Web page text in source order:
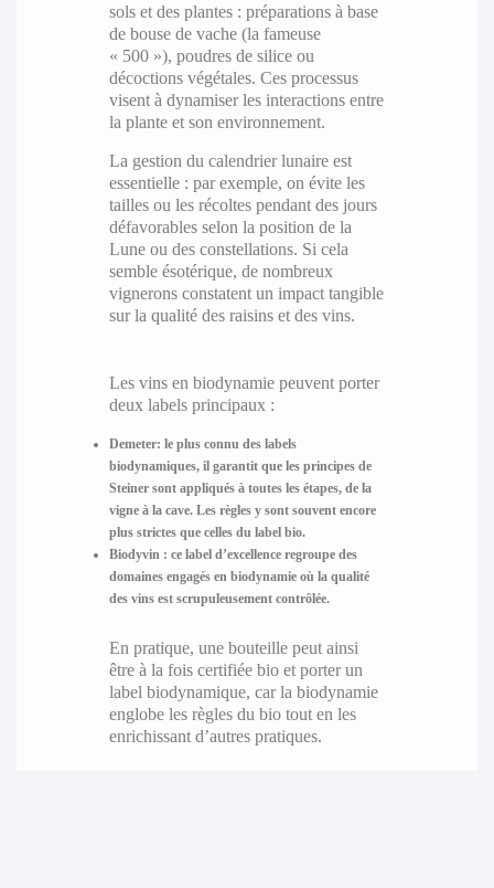
sols et des plantes : préparations à base
de bouse de vache (la fameuse
« 500 »), poudres de silice ou
décoctions végétales. Ces processus
visent à dynamiser les interactions entre
la plante et son environnement.
La gestion du calendrier lunaire est
essentielle : par exemple, on évite les
tailles ou les récoltes pendant des jours
défavorables selon la position de la
Lune ou des constellations. Si cela
semble ésotérique, de nombreux
vignerons constatent un impact tangible
sur la qualité des raisins et des vins.
Les vins en biodynamie peuvent porter
deux labels principaux :
Demeter: le plus connu des labels
biodynamiques, il garantit que les principes de
Steiner sont appliqués à toutes les étapes, de la
vigne à la cave. Les règles y sont souvent encore
plus strictes que celles du label bio.
Biodyvin: ce label d’excellence regroupe des
domaines engagés en biodynamie où la qualité
des vins est scrupuleusement contrôlée.
En pratique, une bouteille peut ainsi
être à la fois certifiée bio et porter un
label biodynamique, car la biodynamie
englobe les règles du bio tout en les
enrichissant d’autres pratiques.